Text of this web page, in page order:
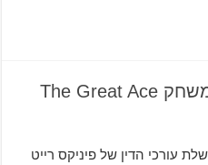
בשם הצדק – ביקורת למשחק The Great Ace
עורכי הדין של פיניקס רייט